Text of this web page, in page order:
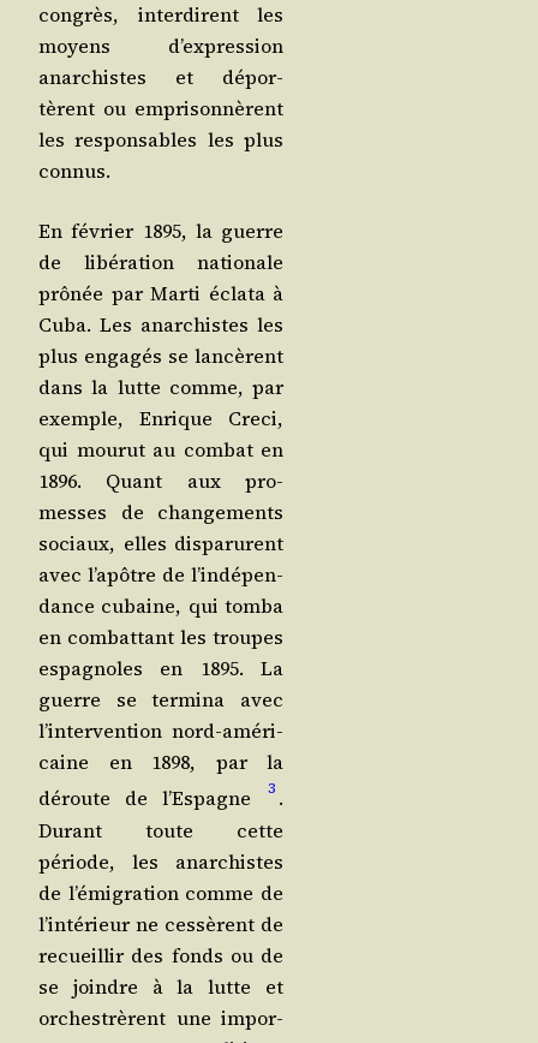
congrès, inter­dirent les
moyens d’ex­pres­sion
anar­chistes et dépor­
tèrent ou empri­son­nèrent
les res­pon­sables les plus
connus.
En février 1895, la guerre
de libé­ra­tion natio­nale
prô­née par Mar­ti écla­ta à
Cuba. Les anar­chistes les
plus enga­gés se lan­cèrent
dans la lutte comme, par
exemple, Enrique Cre­ci,
qui mou­rut au com­bat en
1896. Quant aux pro­
messes de chan­ge­ments
sociaux, elles dis­pa­rurent
avec l’a­pôtre de l’in­dé­pen­
dance cubaine, qui tom­ba
en com­bat­tant les troupes
espa­gnoles en 1895. La
guerre se ter­mi­na avec
l’in­ter­ven­tion nord-amé­ri­
caine en 1898, par la
déroute de l’Es­pagne
3 .
Durant toute cette
période, les anar­chistes
de l’é­mi­gra­tion comme de
l’in­té­rieur ne ces­sèrent de
recueillir des fonds ou de
se joindre à la lutte et
orches­trèrent une impor­